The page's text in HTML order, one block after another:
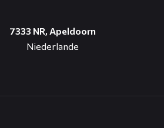
7333 NR, Apeldoorn
Niederlande